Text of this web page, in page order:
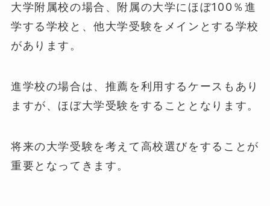
大学附属校の場合、附属の大学にほぼ100％進
学する学校と、他大学受験をメインとする学校
があります。
進学校の場合は、推薦を利用するケースもあり
ますが、ほぼ大学受験をすることとなります。
将来の大学受験を考えて高校選びをすることが
重要となってきます。